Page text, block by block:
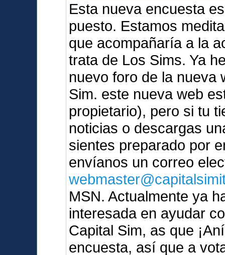
Esta nueva encuesta
puesto. Estamos
que acompañaría a la
trata de Los Sims. Ya
nuevo foro de la nueva
Sim. este nueva web
propietario), pero si tu
noticias o descargas
sientes preparado por
envíanos un correo
MSN. Actualmente ya
interesada en ayudar
Capital Sim, as que
encuesta, así que a